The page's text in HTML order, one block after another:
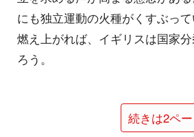
にも独立運動の火種がくすぶっ
燃え上がれば、イギリスは国家
ろう。
続きは2ペ